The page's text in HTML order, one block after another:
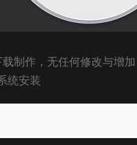
制作，无任何修改与增
统安装